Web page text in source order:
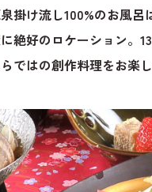
お知らせ
メディア・事業
資料ダウンロー
掛け流し100%のお風
絶好のロケーション。
ではの創作料理をお楽し